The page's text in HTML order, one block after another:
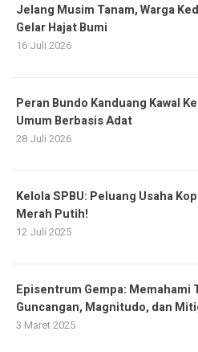
Jelang Musim Tanam, Warga
Gelar Hajat Bumi
16 Juli 2026
Peran Bundo Kanduang Kawal
Umum Berbasis Adat
28 Juli 2026
Kelola SPBU: Peluang Usaha
Merah Putih!
12 Juli 2025
Episentrum Gempa: Memahami
Guncangan, Magnitudo, dan
3 Maret 2025